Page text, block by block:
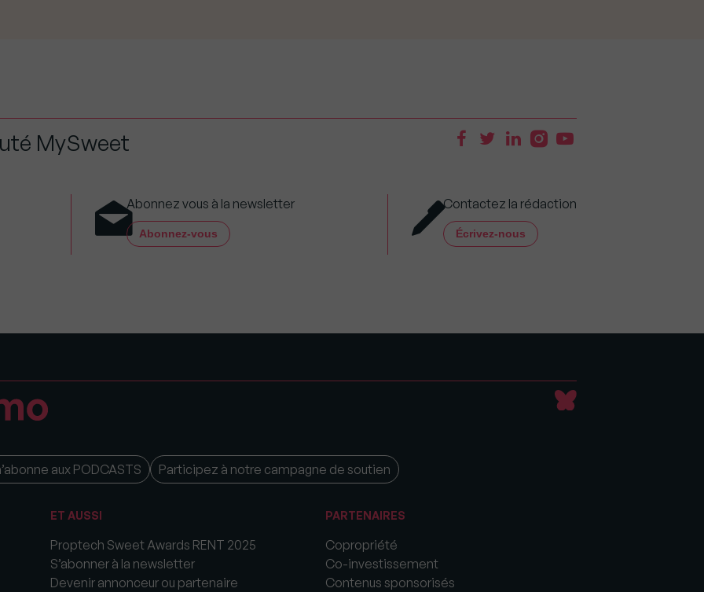
MySweet
Abonnez vous à la newsletter
Abonnez-vous
Contactez la rédaction
Écrivez-nous
aux PODCASTS Participez à notre campagne de soutien
ET AUSSI
Proptech Sweet Awards RENT 2025
S’abonner à la newsletter
Devenir annonceur ou partenaire
PARTENAIRES
Copropriété
Co-investissement
Contenus sponsorisés